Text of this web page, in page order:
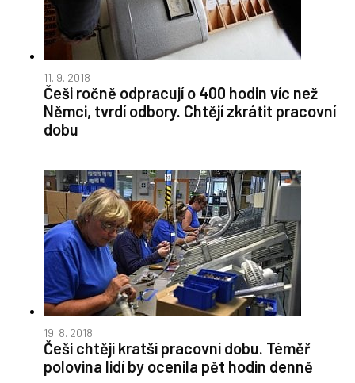
11. 9. 2018
Češi ročně odpracují o 400 hodin víc než
Němci, tvrdí odbory. Chtějí zkrátit pracovní
dobu
19. 8. 2018
Češi chtějí kratší pracovní dobu. Téměř
polovina lidí by ocenila pět hodin denně